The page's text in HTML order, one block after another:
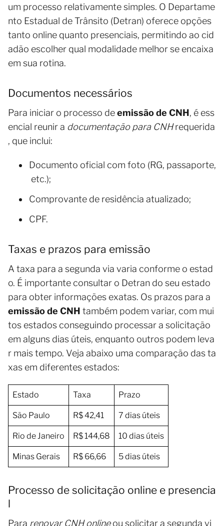
um processo relativamente simples. O Departame
nto Estadual de Trânsito (Detran) oferece opções
tanto online quanto presenciais, permitindo ao cid
adão escolher qual modalidade melhor se encaixa
em sua rotina.
Documentos necessários
Para iniciar o processo deemissão de CNH, é ess
encial reunir a documentação para CNHrequerida
, que inclui:
Documento oficial com foto (RG, passaporte,
etc.);
Comprovante de residência atualizado;
CPF.
Taxas e prazos para emissão
A taxa para a segunda via varia conforme o estad
o. É importante consultar o Detran do seu estado
para obter informações exatas. Os prazos para a
emissão de CNH também podem variar, com mui
tos estados conseguindo processar a solicitação
em alguns dias úteis, enquanto outros podem leva
r mais tempo. Veja abaixo uma comparação das ta
xas em diferentes estados:
Estado Taxa Prazo
São Paulo R$ 42,41 7 dias úteis
Rio de Janeiro R$ 144,68 10 dias úteis
Minas Gerais R$ 66,66 5 dias úteis
Processo de solicitação online e presencia
l
Para renovar CNH onlineou solicitar a segunda vi